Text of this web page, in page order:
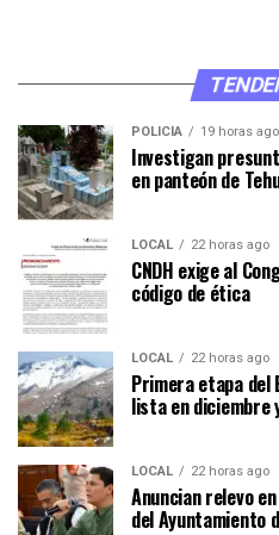
POLICÍA 19 horas ago
Investigan
en panteón de
LOCAL 22 horas ago
CNDH exige al
código de ética
LOCAL 22 horas ago
Primera etapa del
lista en diciembre
LOCAL 22 horas ago
Anuncian relevo
del Ayuntamiento